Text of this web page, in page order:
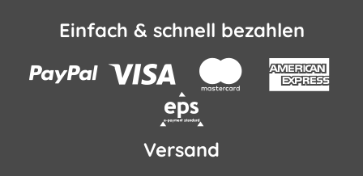
Einfach & schnell bezahlen
Versand